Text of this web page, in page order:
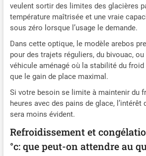
l'utilisation à
qui en fait un
polyvalent.
La possibilité
la
par le biais
conviviale et
tactile LCD
utilisation
flexible qui
utilisateurs.
pratiques] La
veulent sortir des limites des glacières
température maîtrisée et une vraie
sous zéro lorsque l’usage le demande.
Dans cette optique, le modèle arebos
pour des trajets réguliers, du bivouac,
véhicule aménagé où la stabilité du
que le gain de place maximal.
Si votre besoin se limite à maintenir du
heures avec des pains de glace, l’intérêt
sera moins évident.
Refroidissement et
°c: que peut-on attendre au